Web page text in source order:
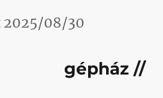
08/30
gépház //